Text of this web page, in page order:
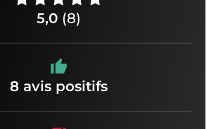
5,0 (8)
8 avis positifs